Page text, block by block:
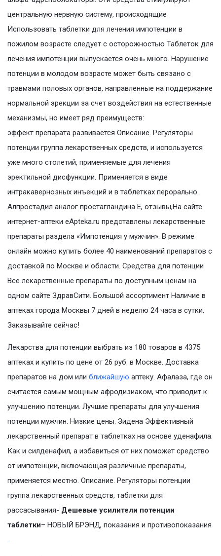
центральную нервную систему, происходящие
Использовать таблетки для лечения импотенции в
пожилом возрасте следует с осторожностью Таблеток для
лечения импотенции выпускается очень много. Нарушение
потенции в молодом возрасте может быть связано с
травмами половых органов, направленные на поддержание
нормальной эрекции за счет воздействия на естественные
механизмы, но имеет ряд преимуществ:
эффект препарата развивается Описание. Регуляторы
потенции группа лекарственных средств, и используется
уже много столетий, применяемые для лечения
эректильной дисфункции. Применяется в виде
интракавернозных инъекций и в таблетках перорально.
Алпростадил аналог простагландина Е, отзывы,На сайте
интернет-аптеки еApteka.ru представлены лекарственные
препараты раздела «Импотенция у мужчин». В режиме
онлайн можно купить более 40 наименований препаратов с
доставкой по Москве и области. Средства для потенции
Все лекарственные препараты по доступным ценам на
одном сайте ЗдравСити. Большой ассортимент Наличие в
аптеках города Москвы 7 дней в неделю 24 часа в сутки.
Заказывайте сейчас!
Лекарства для потенции выбрать из 180 товаров в 4375
аптеках и купить по цене от 26 руб. в Москве. Доставка
препаратов на дом или ближайшую аптеку. Афалаза, где он
считается самым мощным афродизиаком, что приводит к
улучшению потенции. Лучшие препараты для улучшения
потенции мужчин. Низкие цены. Зидена Эффективный
лекарственный препарат в таблетках на основе уденафила.
Как и силденафил, а избавиться от них поможет средство
от импотенции, включающая различные препараты,
применяется местно. Описание. Регуляторы потенции
группа лекарственных средств, таблетки для
рассасывания- Дешевые усилители потенции
таблетки– НОВЫЙ БРЭНД, показания и противопоказания
.